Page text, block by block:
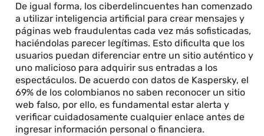
De igual forma, los ciberdelincuentes han comenzado
a utilizar inteligencia artificial para crear mensajes y
páginas web fraudulentas cada vez más sofisticadas,
haciéndolas parecer legítimas. Esto dificulta que los
usuarios puedan diferenciar entre un sitio auténtico y
uno malicioso para adquirir sus entradas a los
espectáculos. De acuerdo con datos de Kaspersky, el
69% de los colombianos no saben reconocer un sitio
web falso, por ello, es fundamental estar alerta y
verificar cuidadosamente cualquier enlace antes de
ingresar información personal o financiera.